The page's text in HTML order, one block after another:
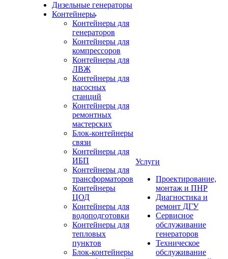
Дизельные генераторы
Контейнеры
Контейнеры для
генераторов
Контейнеры для
компрессоров
Контейнеры для
ЛВЖ
Контейнеры для
насосных
станций
Контейнеры для
ремонтных
мастерских
Блок-контейнеры
связи
Контейнеры для
ИБП
Контейнеры для
трансформаторов
Контейнеры
ЦОД
Контейнеры для
водоподготовки
Контейнеры для
тепловых
пунктов
Блок-контейнеры
Услуги
Проектирование,
монтаж и ПНР
Диагностика и
ремонт ДГУ
Сервисное
обслуживание
генераторов
Техническое
обслуживание